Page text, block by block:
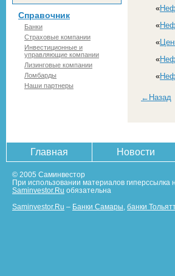
Справочник
Банки
Страховые компании
Инвестиционные и
управляющие компании
Лизинговые компании
Ломбарды
Наши партнеры
«
«
«
«
«
←Назад
Главная Новости
© 2005 Саминвестор
При использовании материалов гиперссылка
Saminvestor.Ru обязательна
Saminvestor.Ru – Банки Самары банки